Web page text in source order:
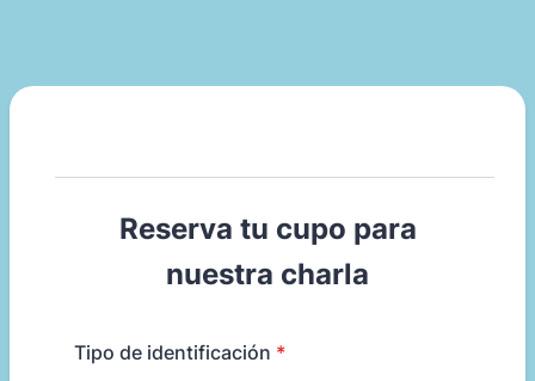
Reserva tu cupo para
nuestra charla
Tipo de identificación *